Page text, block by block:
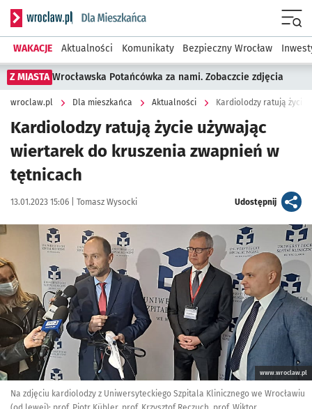
Serwis informacyjny wroclaw.pl podserwis: Dla mieszkańca
WAKACJE Aktualności Komunikaty Bezpieczny Wrocław
Z MIASTA Wrocławska Potańcówka za nami. Zobaczcie zdjęcia
wroclaw.pl Dla mieszkańca Aktualności Kardiolodzy ratują życie
Kardiolodzy ratują życie używając
wiertarek do kruszenia zwapnień w
tętnicach
Data publikacji:
13.01.2023 15:06 | Autor:
Tomasz Wysocki Udostępnijartykuł
Kliknij, aby powiększyć
www.wroclaw.pl
Na zdjęciu kardiolodzy z Uniwersyteckiego Szpitala Klinicznego we Wrocławiu